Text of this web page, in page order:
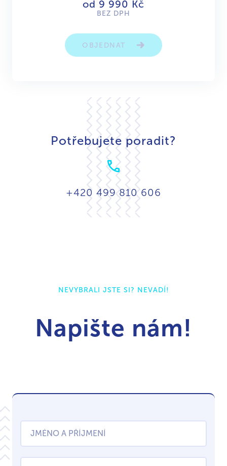
od 9 990 Kč
BEZ DPH
OBJEDNAT
Potřebujete poradit?
+420 499 810 606
NEVYBRALI JSTE SI? NEVADÍ!
Napište nám!